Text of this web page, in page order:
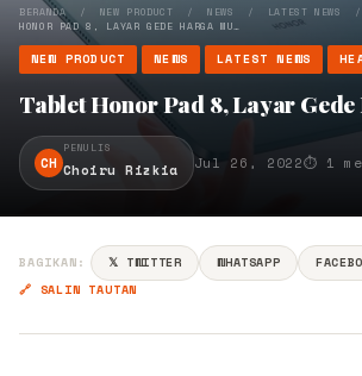
BERANDA/ NEW PRODUCT / NEWS / LATEST NEWS
HONOR PAD 8, LAYAR GEDE HARGA MU…
NEW PRODUCT NEWS LATEST NEWS
Tablet Honor Pad 8, Layar
CH
PENULIS
Choiru Rizkia Jul 26, 2022⏱ 1
BAGIKAN: 𝕏 TWITTER WHATSAPP
🔗 SALIN TAUTAN